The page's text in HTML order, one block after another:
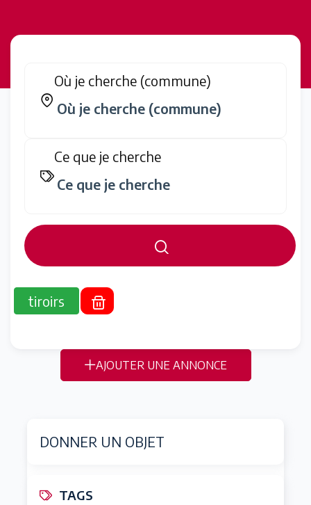
Où je cherche (commune)
Ce que je cherche
tiroirs
AJOUTER UNE ANNONCE
DONNER UN OBJET
TAGS